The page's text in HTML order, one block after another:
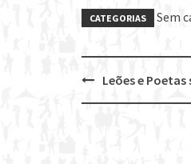
CATEGORIAS Sem
Post
Leões e